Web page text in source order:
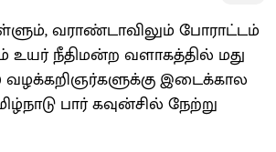
வராண்டாவிலும் போராட்டம்
உயர் நீதிமன்ற வளாகத்தில் மது
வழக்கறிஞர்களுக்கு இடைக்கால
பார் கவுன்சில் நேற்று